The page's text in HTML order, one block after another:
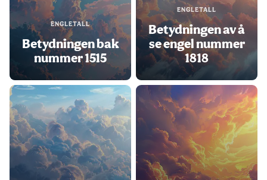
ENGLETALL
Betydningen bak
nummer 1515
ENGLETALL
Betydningen av å
se engel nummer
1818